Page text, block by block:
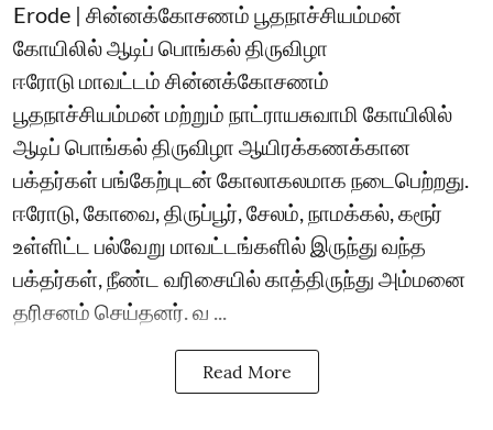
Erode | சின்னக்கோசணம் பூதநாச்சியம்மன்
கோயிலில் ஆடிப் பொங்கல் திருவிழா
ஈரோடு மாவட்டம் சின்னக்கோசணம்
பூதநாச்சியம்மன் மற்றும் நாட்ராயசுவாமி கோயிலில்
ஆடிப் பொங்கல் திருவிழா ஆயிரக்கணக்கான
பக்தர்கள் பங்கேற்புடன் கோலாகலமாக நடைபெற்றது.
ஈரோடு, கோவை, திருப்பூர், சேலம், நாமக்கல், கரூர்
உள்ளிட்ட பல்வேறு மாவட்டங்களில் இருந்து வந்த
பக்தர்கள், நீண்ட வரிசையில் காத்திருந்து அம்மனை
தரிசனம் செய்தனர். வ ...
Read More